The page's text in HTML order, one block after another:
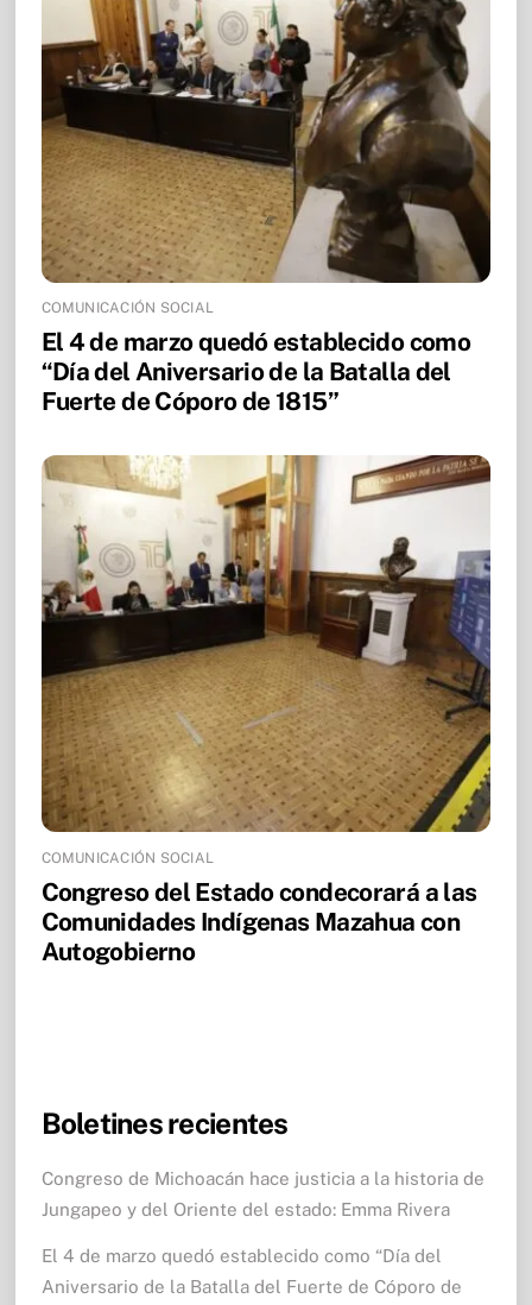
COMUNICACIÓN SOCIAL
El 4 de marzo quedó establecido como
“Día del Aniversario de la Batalla del
Fuerte de Cóporo de 1815”
COMUNICACIÓN SOCIAL
Congreso del Estado condecorará a las
Comunidades Indígenas Mazahua con
Autogobierno
Boletines recientes
Congreso de Michoacán hace justicia a la historia de
Jungapeo y del Oriente del estado: Emma Rivera
El 4 de marzo quedó establecido como “Día del
Aniversario de la Batalla del Fuerte de Cóporo de